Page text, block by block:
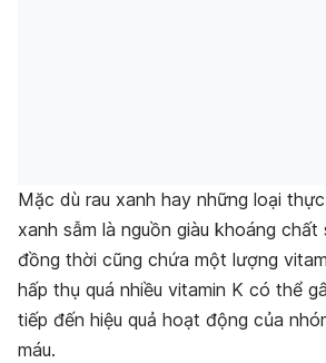
Mặc dù rau xanh hay những loại
xanh sẫm là nguồn giàu khoáng chất
đồng thời cũng chứa một lượng
hấp thụ quá nhiều vitamin K có thể
tiếp đến hiệu quả hoạt động của
máu.